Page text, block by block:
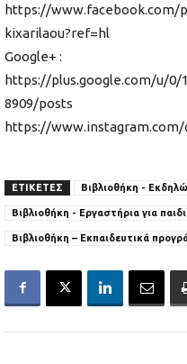
https://
kixarilaou?ref=hl
Google+ :
https://plus.google.com/u/0/
8909/posts
https://
ΕΤΙΚΕΤΕΣ Βιβλιοθήκη -
Βιβλιοθήκη - Εργαστήρια για
Βιβλιοθήκη – Εκπαιδευτικά